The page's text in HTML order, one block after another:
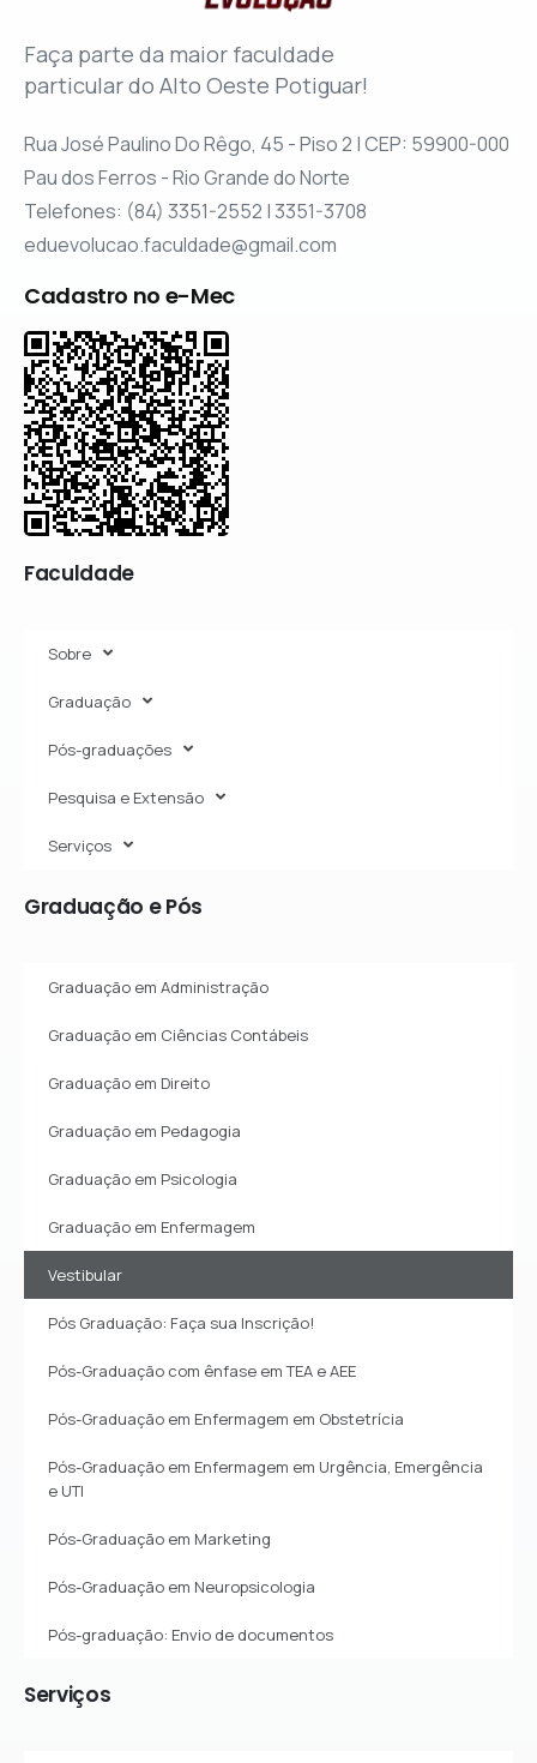
Faça parte da maior faculdade
particular do Alto Oeste Potiguar!
Rua José Paulino Do Rêgo, 45 - Piso 2 | CEP: 59900-000
Pau dos Ferros - Rio Grande do Norte
Telefones: (84) 3351-2552 | 3351-3708
eduevolucao.faculdade@gmail.com
Cadastro no e-Mec
Faculdade
Sobre
Graduação
Pós-graduações
Pesquisa e Extensão
Serviços
Graduação ePós
Graduação em Administração
Graduação em Ciências Contábeis
Graduação em Direito
Graduação em Pedagogia
Graduação em Psicologia
Graduação em Enfermagem
Vestibular
Pós Graduação: Faça sua Inscrição!
Pós-Graduação com ênfase em TEA e AEE
Pós-Graduação em Enfermagem em Obstetrícia
Pós-Graduação em Enfermagem em Urgência, Emergência
e UTI
Pós-Graduação em Marketing
Pós-Graduação em Neuropsicologia
Pós-graduação: Envio de documentos
Serviços